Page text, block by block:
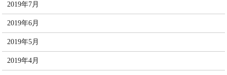
2019年7月
2019年6月
2019年5月
2019年4月